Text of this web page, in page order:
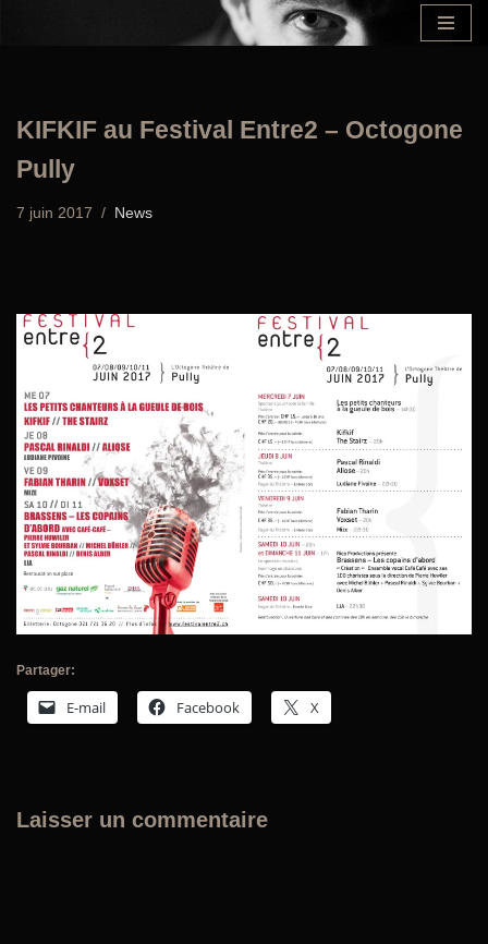
KIFKIF au Festival Entre2 – Octogone
Pully
7 juin 2017 News
Partager:
E-mail Facebook X
Laisser un commentaire